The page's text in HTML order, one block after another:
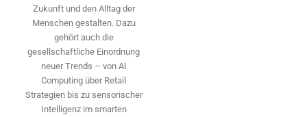
Zukunft und den Alltag der
Menschen gestalten. Dazu
gehört auch die
gesellschaftliche Einordnung
neuer Trends – von AI
Computing über Retail
Strategien bis zu sensorischer
Intelligenz im smarten